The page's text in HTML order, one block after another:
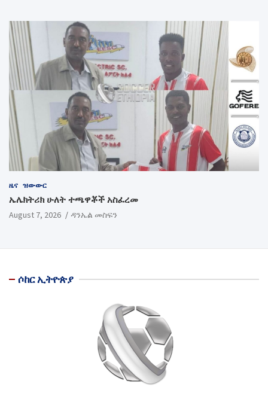
ዜና ዝውውር
ኤሌክትሪክ ሁለት ተጫዋቾች አስፈረመ
August 7, 2026 ዳንኤል መስፍን
ሶከር ኢትዮጵያ